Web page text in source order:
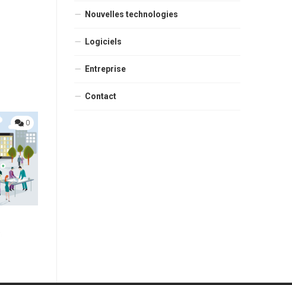
0
Nouvelles technologies
Logiciels
Entreprise
Contact